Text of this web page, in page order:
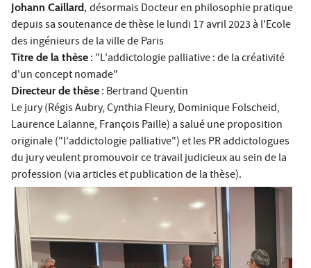
Johann Caillard, désormais Docteur en philosophie pratique
depuis sa soutenance de thèse le lundi 17 avril 2023 à l'Ecole
des ingénieurs de la ville de Paris
Titre de la thèse : "L'addictologie palliative : de la créativité
d'un concept nomade"
Directeur de thèse : Bertrand Quentin
Le jury (Régis Aubry, Cynthia Fleury, Dominique Folscheid,
Laurence Lalanne, François Paille) a salué une proposition
originale ("l'addictologie palliative") et les PR addictologues
du jury veulent promouvoir ce travail judicieux au sein de la
profession (via articles et publication de la thèse).